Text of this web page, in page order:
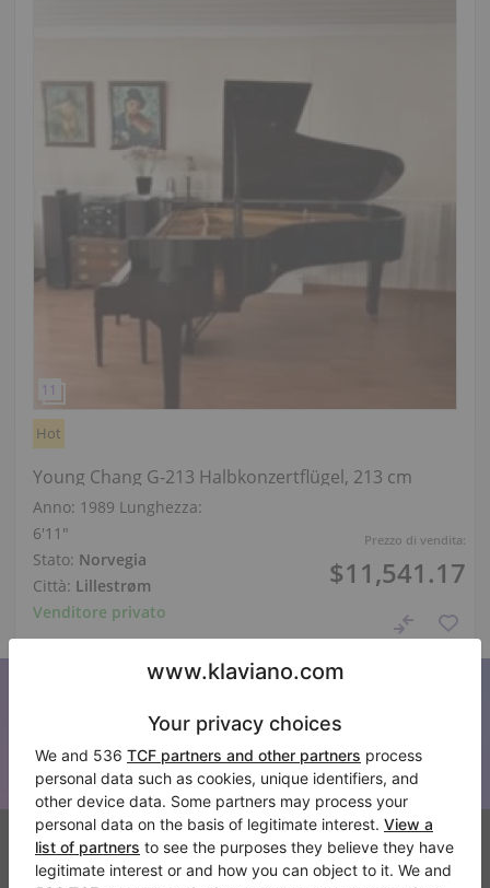
Prezzo di vendita:
$11,541.17
Hot
Young Chang G-213 Halbkonzertflügel, 213 cm
Anno: 1989 Lunghezza:
6′11″
Stato: Norvegia
Città: Lillestrøm
Venditore privato
Iscriviti alla nostra newsletter
Tenetevi aggiornati su tutte le novità di Klaviano
Klaviano